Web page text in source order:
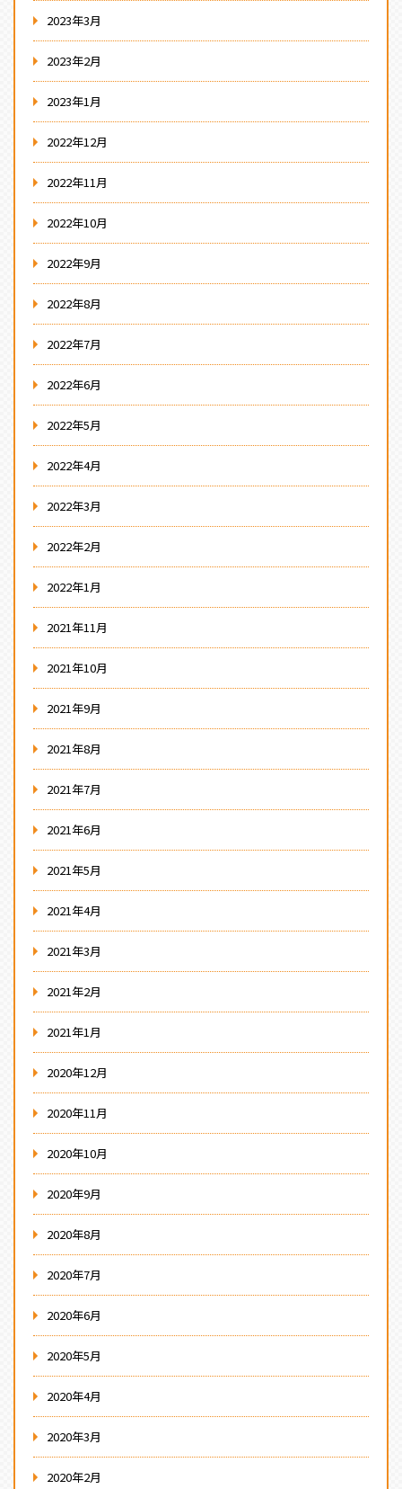
2023年3月
2023年2月
2023年1月
2022年12月
2022年11月
2022年10月
2022年9月
2022年8月
2022年7月
2022年6月
2022年5月
2022年4月
2022年3月
2022年2月
2022年1月
2021年11月
2021年10月
2021年9月
2021年8月
2021年7月
2021年6月
2021年5月
2021年4月
2021年3月
2021年2月
2021年1月
2020年12月
2020年11月
2020年10月
2020年9月
2020年8月
2020年7月
2020年6月
2020年5月
2020年4月
2020年3月
2020年2月